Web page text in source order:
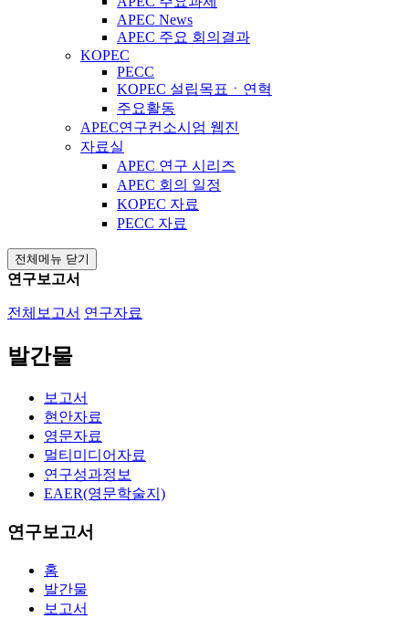
APEC News
APEC 주요 회의결과
KOPEC
PECC
KOPEC 설립목표ㆍ연혁
주요활동
APEC연구컨소시엄 웹진
자료실
APEC 연구 시리즈
APEC 회의 일정
KOPEC 자료
PECC 자료
전체메뉴 닫기
연구보고서
전체보고서 연구자료
발간물
보고서
현안자료
영문자료
멀티미디어자료
연구성과정보
EAER(영문학술지)
연구보고서
홈
발간물
보고서